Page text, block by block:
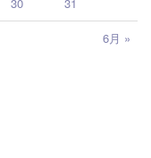
6月 »